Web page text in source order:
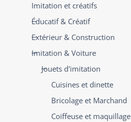
Imitation et créatifs
Éducatif & Créatif
Extérieur & Construction
Imitation & Voiture
Jouets d'imitation
Cuisines et dinette
Bricolage et Marchand
Coiffeuse et maquillage